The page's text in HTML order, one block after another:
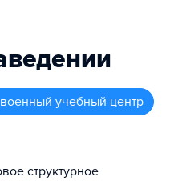
военный учебный центр
структурное